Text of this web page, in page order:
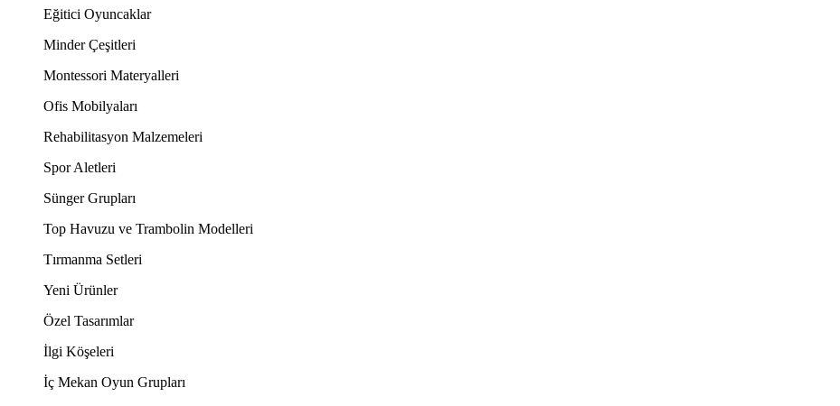
Eğitici Oyuncaklar
Minder Çeşitleri
Montessori Materyalleri
Ofis Mobilyaları
Rehabilitasyon Malzemeleri
Spor Aletleri
Sünger Grupları
Top Havuzu ve Trambolin Modelleri
Tırmanma Setleri
Yeni Ürünler
Özel Tasarımlar
İlgi Köşeleri
İç Mekan Oyun Grupları